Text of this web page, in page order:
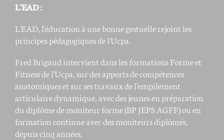
L'EAD :
L'EAD, l'éducation à une bonne gestuelle rejoint les
principes pédagogiques de l'Ucpa.
Fred Brigaud intervient dans les formations Forme et
Fitness de l'Ucpa, sur des apports de compétences
anatomiques et sur ses travaux de l'empilement
articulaire dynamique, avec des jeunes en préparation
du diplôme de moniteur forme (BP JEPS AGFF) ou en
formation continue avec des moniteurs diplômés,
depuis cinq années.